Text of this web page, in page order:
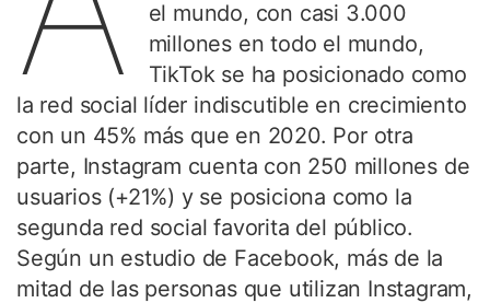
el mundo, con casi 3.000
millones en todo el mundo,
TikTok se ha posicionado como
la red social líder indiscutible en crecimiento
con un 45% más que en 2020. Por otra
parte, Instagram cuenta con 250 millones de
usuarios (+21%) y se posiciona como la
segunda red social favorita del público.
Según un estudio de Facebook, más de la
mitad de las personas que utilizan Instagram,